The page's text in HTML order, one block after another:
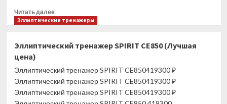
Читать далееПрочитать
больше
тренажер
Fit
SL-
(Лучшая
Эллиптические тренажеры
Эллиптический тренажер SPIRIT CE850 (Лучшая
цена)
Эллиптический тренажер SPIRIT CE850419300 ₽
Эллиптический тренажер SPIRIT CE850419300 ₽
Эллиптический тренажер SPIRIT CE850419300 ₽